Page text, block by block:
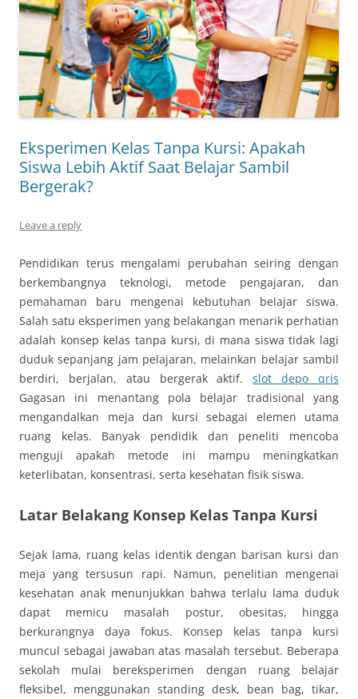
Eksperimen Kelas Tanpa Kursi: Apakah
Siswa Lebih Aktif Saat Belajar Sambil
Bergerak?
Leave a reply
Pendidikan terus mengalami perubahan seiring dengan
berkembangnya teknologi, metode pengajaran, dan
pemahaman baru mengenai kebutuhan belajar siswa.
Salah satu eksperimen yang belakangan menarik perhatian
adalah konsep kelas tanpa kursi, di mana siswa tidak lagi
duduk sepanjang jam pelajaran, melainkan belajar sambil
berdiri, berjalan, atau bergerak aktif.slot depo qris
Gagasan ini menantang pola belajar tradisional yang
mengandalkan meja dan kursi sebagai elemen utama
ruang kelas. Banyak pendidik dan peneliti mencoba
menguji apakah metode ini mampu meningkatkan
keterlibatan, konsentrasi, serta kesehatan fisik siswa.
Latar Belakang Konsep Kelas Tanpa Kursi
Sejak lama, ruang kelas identik dengan barisan kursi dan
meja yang tersusun rapi. Namun, penelitian mengenai
kesehatan anak menunjukkan bahwa terlalu lama duduk
dapat memicu masalah postur, obesitas, hingga
berkurangnya daya fokus. Konsep kelas tanpa kursi
muncul sebagai jawaban atas masalah tersebut. Beberapa
sekolah mulai bereksperimen dengan ruang belajar
fleksibel, menggunakan standing desk, bean bag, tikar,